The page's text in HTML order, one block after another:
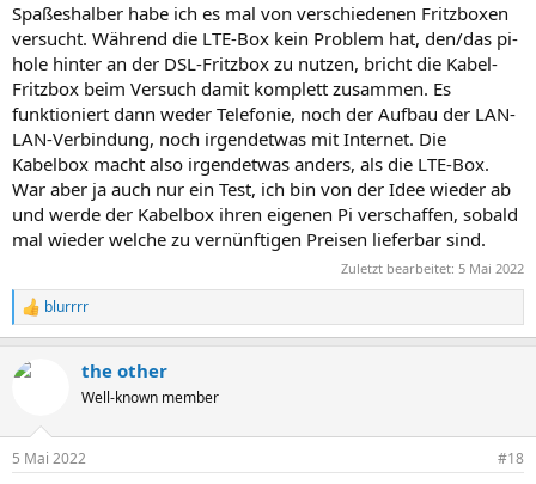
:
Spaßeshalber habe ich es mal von verschiedenen Fritzboxen
versucht. Während die LTE-Box kein Problem hat, den/das pi-
hole hinter an der DSL-Fritzbox zu nutzen, bricht die Kabel-
Fritzbox beim Versuch damit komplett zusammen. Es
funktioniert dann weder Telefonie, noch der Aufbau der LAN-
LAN-Verbindung, noch irgendetwas mit Internet. Die
Kabelbox macht also irgendetwas anders, als die LTE-Box.
War aber ja auch nur ein Test, ich bin von der Idee wieder ab
und werde der Kabelbox ihren eigenen Pi verschaffen, sobald
mal wieder welche zu vernünftigen Preisen lieferbar sind.
Zuletzt bearbeitet: 5 Mai 2022
R
e
k
e
blurrrr
the other
Well-known member
5 Mai 2022 #18